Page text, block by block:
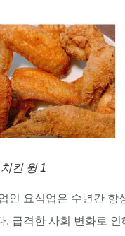
킨 윙 1
인 요식업은 수년간 항
. 급격한 사회 변화로 인